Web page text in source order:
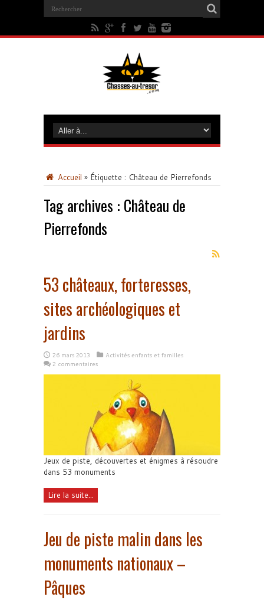
Accueil » Étiquette : Château de Pierrefonds
Tag archives : Château de
Pierrefonds
53 châteaux, forteresses,
sites archéologiques et
jardins
26 mars 2013
Activités enfants et familles
2 commentaires
Jeux de piste, découvertes et énigmes à résoudre
dans 53 monuments
Lire la suite...
Jeu de piste malin dans les
monuments nationaux –
Pâques